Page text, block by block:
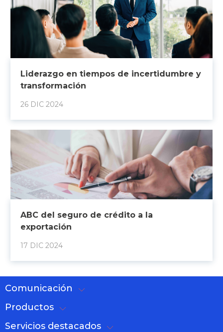
Liderazgo en tiempos de incertidumbre y
transformación
26 DIC 2024
ABC del seguro de crédito a la
exportación
17 DIC 2024
Comunicación
Productos
Servicios destacados